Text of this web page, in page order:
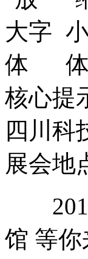
核心提
四川
展会地
2013
馆 等你